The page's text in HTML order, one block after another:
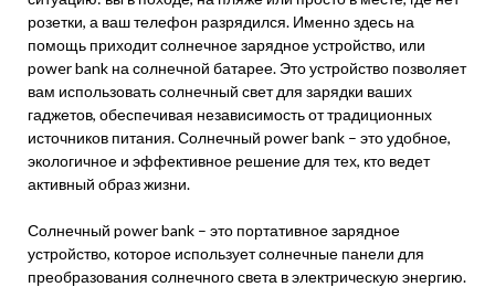
розетки, а ваш телефон разрядился. Именно здесь на
помощь приходит солнечное зарядное устройство, или
power bank на солнечной батарее. Это устройство позволяет
вам использовать солнечный свет для зарядки ваших
гаджетов, обеспечивая независимость от традиционных
источников питания. Солнечный power bank – это удобное,
экологичное и эффективное решение для тех, кто ведет
активный образ жизни.
Солнечный power bank – это портативное зарядное
устройство, которое использует солнечные панели для
преобразования солнечного света в электрическую энергию.